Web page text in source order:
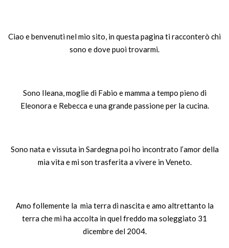
Ciao e benvenuti nel mio sito, in questa pagina ti racconterò chi
sono e dove puoi trovarmi.
Sono Ileana, moglie di Fabio e mamma a tempo pieno di
Eleonora e Rebecca e una grande passione per la cucina.
Sono nata e vissuta in Sardegna poi ho incontrato l’amor della
mia vita e mi son trasferita a vivere in Veneto.
Amo follemente la mia terra di nascita e amo altrettanto la
terra che mi ha accolta in quel freddo ma soleggiato 31
dicembre del 2004.